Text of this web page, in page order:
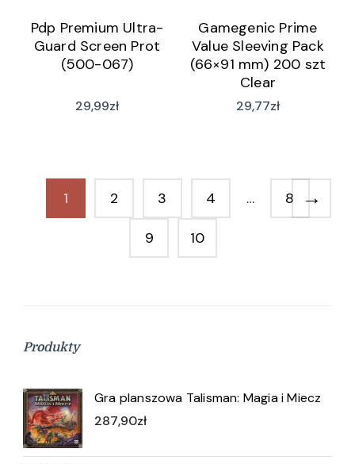
Pdp Premium Ultra-
Guard Screen Prot
(500-067)
29,99zł
Gamegenic Prime
Value Sleeving Pack
(66×91 mm) 200 szt
Clear
29,77zł
1 2 3 4 … 8
9 10
→
Produkty
Gra planszowa Talisman: Magia i Miecz
287,90zł